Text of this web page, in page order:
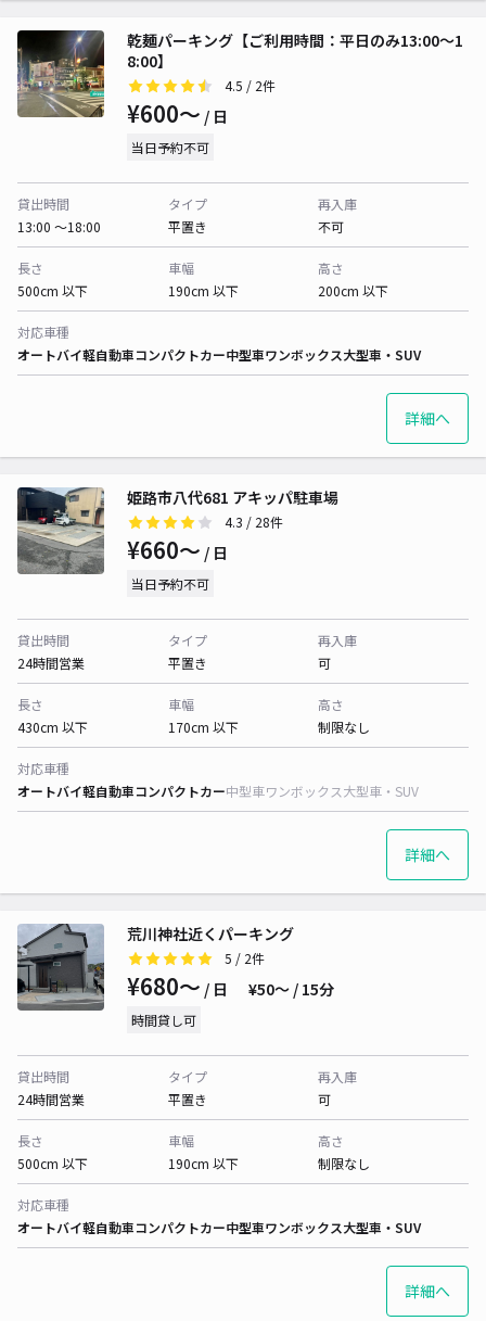
乾麺パーキング【ご利用時間：平日のみ13:00～1
8:00】
4.5 / 2件
¥600〜 / 日
当日予約不可
貸出時間
13:00 〜18:00
タイプ
平置き
再入庫
不可
長さ
500cm 以下
車幅
190cm 以下
高さ
200cm 以下
対応車種
オートバイ軽自動車コンパクトカー中型車ワンボックス大型車・SUV
詳細へ
姫路市八代681 アキッパ駐車場
4.3 / 28件
¥660〜 / 日
当日予約不可
貸出時間
24時間営業
タイプ
平置き
再入庫
可
長さ
430cm 以下
車幅
170cm 以下
高さ
制限なし
対応車種
オートバイ軽自動車コンパクトカー中型車ワンボックス大型車・SUV
詳細へ
荒川神社近くパーキング
5 / 2件
¥680〜 / 日 ¥50〜 / 15分
時間貸し可
貸出時間
24時間営業
タイプ
平置き
再入庫
可
長さ
500cm 以下
車幅
190cm 以下
高さ
制限なし
対応車種
オートバイ軽自動車コンパクトカー中型車ワンボックス大型車・SUV
詳細へ